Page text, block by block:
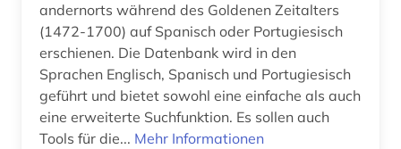
multimedia (1)
museum (1)
musikschrifttum (1)
nachschlagewerk (2)
andernorts während des Goldenen Zeitalters
(1472-1700) auf Spanisch oder Portugiesisch
erschienen. Die Datenbank wird in den
Sprachen Englisch, Spanisch und Portugiesisch
geführt und bietet sowohl eine einfache als auch
eine erweiterte Suchfunktion. Es sollen auch
Tools für die... Mehr Informationen